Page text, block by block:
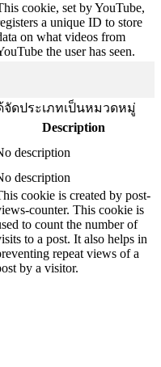
cookie, set by YouTube,
a unique ID to store
on what videos from
the user has seen.
ดประเภทเป็นหมวดหมู่
Description
description
description
cookie is created by post-
counter. This cookie is
to count the number of
to a post. It also helps in
repeat views of a
by a visitor.